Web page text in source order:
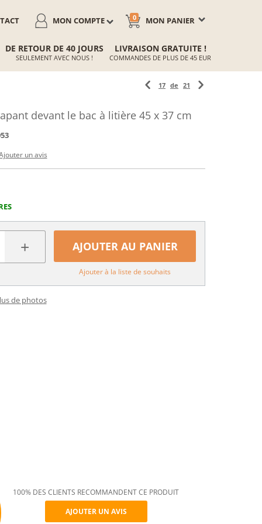
MON PANIER
0
MON COMPTE
DE RETOUR DE 40 JOURS
SEULEMENT AVEC NOUS !
LIVRAISON GRATUITE !
COMMANDES DE PLUS DE 45 EUR
17 de 21
devant le bac à litière 45 x 37 cm
un avis
+ AJOUTER AU PANIER
Ajouter à la liste de souhaits
de photos
100% DES CLIENTS RECOMMANDENT CE PRODUIT
AJOUTER UN AVIS